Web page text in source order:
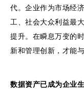
代。企业作为市场经
工、社会大众利益最
提升。在瞬息万变的
新和管理创新，才能
数据资产已成为企业